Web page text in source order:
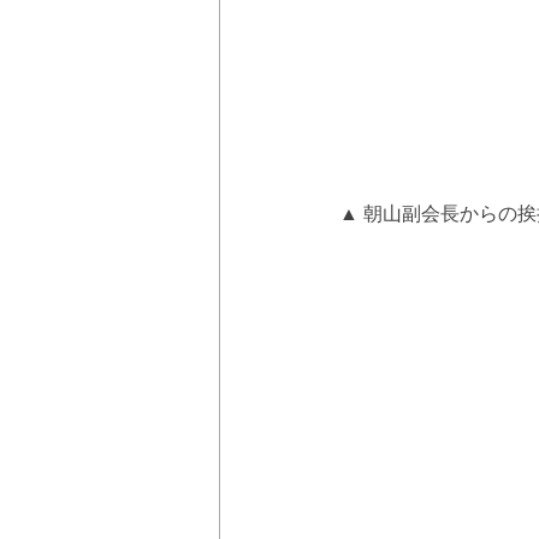
▲ 朝山副会長からの